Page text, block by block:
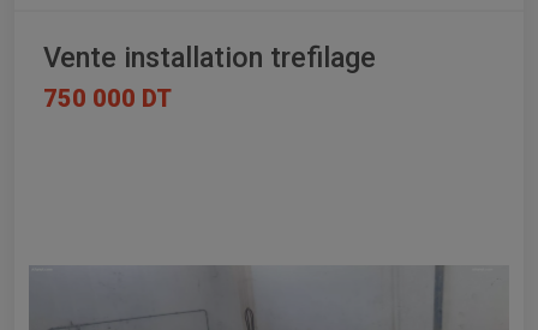
Vente installation trefilage
750 000 DT